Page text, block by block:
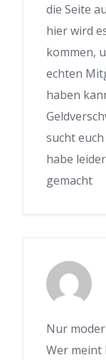
die Seite
hier wird
kommen,
echten
haben
sucht
habe
gemacht
Nur
Wer meint